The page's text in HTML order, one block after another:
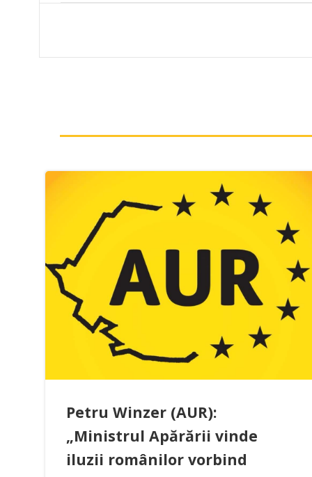
Petru Winzer (AUR):
„Ministrul Apărării vinde
iluzii românilor vorbind